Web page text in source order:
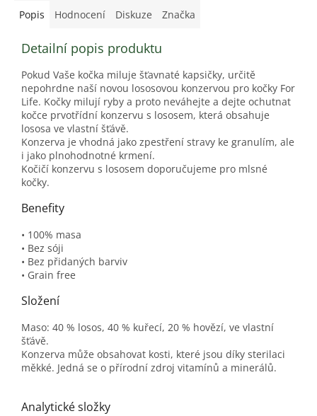
Popis Hodnocení Diskuze Značka
Detailní popis produktu
Pokud Vaše kočka miluje šťavnaté kapsičky, určitě
nepohrdne naší novou lososovou konzervou pro kočky For
Life. Kočky milují ryby a proto neváhejte a dejte ochutnat
kočce prvotřídní konzervu s lososem, která obsahuje
lososa ve vlastní šťávě.
Konzerva je vhodná jako zpestření stravy ke granulím, ale
i jako plnohodnotné krmení.
Kočičí konzervu s lososem doporučujeme pro mlsné
kočky.
Benefity
• 100% masa
• Bez sóji
• Bez přidaných barviv
• Grain free
Složení
Maso: 40 % losos, 40 % kuřecí, 20 % hovězí, ve vlastní
šťávě.
Konzerva může obsahovat kosti, které jsou díky sterilaci
měkké. Jedná se o přírodní zdroj vitamínů a minerálů.
Analytické složky